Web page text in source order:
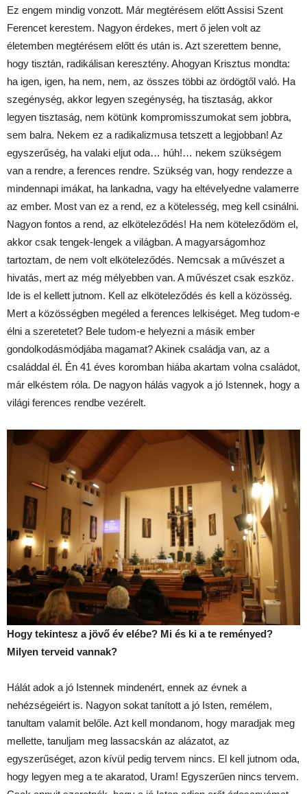
Ez engem mindig vonzott. Már megtérésem előtt Assisi Szent
Ferencet kerestem. Nagyon érdekes, mert ő jelen volt az
életemben megtérésem előtt és után is. Azt szerettem benne,
hogy tisztán, radikálisan keresztény. Ahogyan Krisztus mondta:
ha igen, igen, ha nem, nem, az összes többi az ördögtől való. Ha
szegénység, akkor legyen szegénység, ha tisztaság, akkor
legyen tisztaság, nem kötünk kompromisszumokat sem jobbra,
sem balra. Nekem ez a radikalizmusa tetszett a legjobban! Az
egyszerűség, ha valaki eljut oda… húh!… nekem szükségem
van a rendre, a ferences rendre. Szükség van, hogy rendezze a
mindennapi imákat, ha lankadna, vagy ha eltévelyedne valamerre
az ember. Most van ez a rend, ez a kötelesség, meg kell csinálni.
Nagyon fontos a rend, az elköteleződés! Ha nem köteleződöm el,
akkor csak tengek-lengek a világban. A magyarságomhoz
tartoztam, de nem volt elköteleződés. Nemcsak a művészet a
hivatás, mert az még mélyebben van. A művészet csak eszköz.
Ide is el kellett jutnom. Kell az elköteleződés és kell a közösség.
Mert a közösségben megéled a ferences lelkiséget. Meg tudom-e
élni a szeretetet? Bele tudom-e helyezni a másik ember
gondolkodásmódjába magamat? Akinek családja van, az a
családdal él. Én 41 éves koromban hiába akartam volna családot,
már elkéstem róla. De nagyon hálás vagyok a jó Istennek, hogy a
világi ferences rendbe vezérelt.
Hogy tekintesz a jövő év elébe? Mi és ki a te reményed?
Milyen terveid vannak?
Hálát adok a jó Istennek mindenért, ennek az évnek a
nehézségeiért is. Nagyon sokat tanított a jó Isten, remélem,
tanultam valamit belőle. Azt kell mondanom, hogy maradjak meg
mellette, tanuljam meg lassacskán az alázatot, az
egyszerűséget, azon kívül pedig tervem nincs. El kell jutnom oda,
hogy legyen meg a te akaratod, Uram! Egyszerűen nincs tervem.